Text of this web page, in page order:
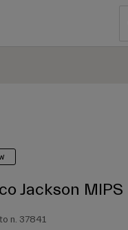
Jackson MIPS
n. 37841